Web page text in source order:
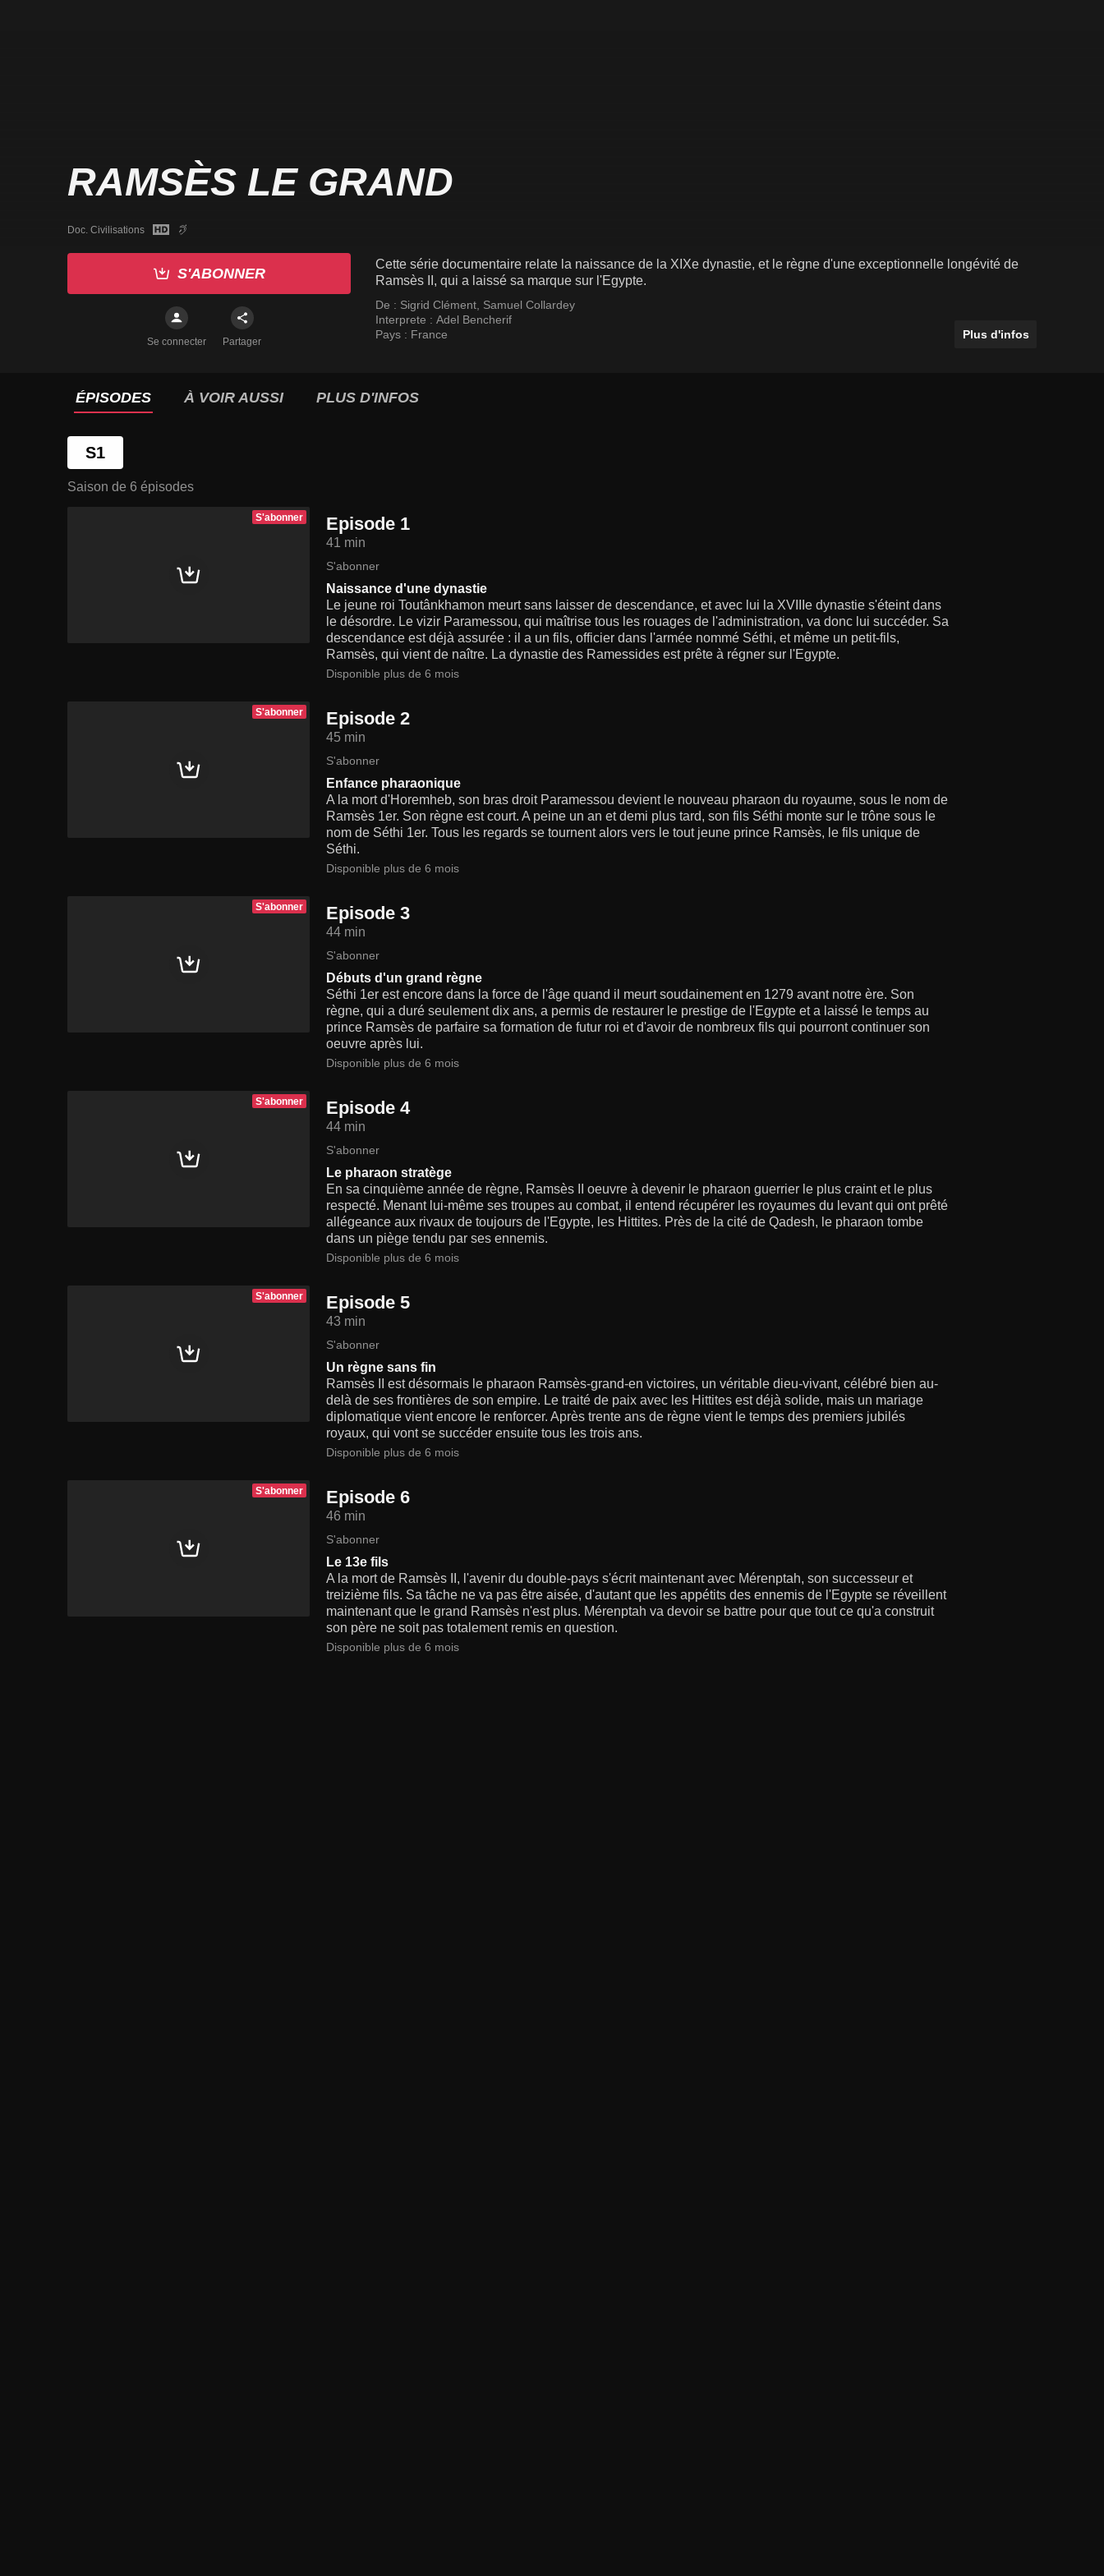
RAMSÈS LE GRAND
Doc. Civilisations
S'ABONNER
Se connecter Partager
Cette série documentaire relate la naissance de la XIXe dynastie, et le règne d'une exceptionnelle longévité de
Ramsès II, qui a laissé sa marque sur l'Egypte.
De : Sigrid Clément Samuel Collardey
Interprete : Adel Bencherif
Pays : France Plus d'infos
ÉPISODES À VOIR AUSSI PLUS D'INFOS
S1
Saison de 6 épisodes
S'abonner Episode 1
41 min
S'abonner
Naissance d'une dynastie
Le jeune roi Toutânkhamon meurt sans laisser de descendance, et avec lui la XVIIIe dynastie s'éteint dans
le désordre. Le vizir Paramessou, qui maîtrise tous les rouages de l'administration, va donc lui succéder. Sa
descendance est déjà assurée : il a un fils, officier dans l'armée nommé Séthi, et même un petit-fils,
Ramsès, qui vient de naître. La dynastie des Ramessides est prête à régner sur l'Egypte.
Disponible plus de 6 mois
S'abonner Episode 2
45 min
S'abonner
Enfance pharaonique
A la mort d'Horemheb, son bras droit Paramessou devient le nouveau pharaon du royaume, sous le nom de
Ramsès 1er. Son règne est court. A peine un an et demi plus tard, son fils Séthi monte sur le trône sous le
nom de Séthi 1er. Tous les regards se tournent alors vers le tout jeune prince Ramsès, le fils unique de
Séthi.
Disponible plus de 6 mois
S'abonner Episode 3
44 min
S'abonner
Débuts d'un grand règne
Séthi 1er est encore dans la force de l'âge quand il meurt soudainement en 1279 avant notre ère. Son
règne, qui a duré seulement dix ans, a permis de restaurer le prestige de l'Egypte et a laissé le temps au
prince Ramsès de parfaire sa formation de futur roi et d'avoir de nombreux fils qui pourront continuer son
oeuvre après lui.
Disponible plus de 6 mois
S'abonner Episode 4
44 min
S'abonner
Le pharaon stratège
En sa cinquième année de règne, Ramsès II oeuvre à devenir le pharaon guerrier le plus craint et le plus
respecté. Menant lui-même ses troupes au combat, il entend récupérer les royaumes du levant qui ont prêté
allégeance aux rivaux de toujours de l'Egypte, les Hittites. Près de la cité de Qadesh, le pharaon tombe
dans un piège tendu par ses ennemis.
Disponible plus de 6 mois
S'abonner Episode 5
43 min
S'abonner
Un règne sans fin
Ramsès II est désormais le pharaon Ramsès-grand-en victoires, un véritable dieu-vivant, célébré bien au-
delà de ses frontières de son empire. Le traité de paix avec les Hittites est déjà solide, mais un mariage
diplomatique vient encore le renforcer. Après trente ans de règne vient le temps des premiers jubilés
royaux, qui vont se succéder ensuite tous les trois ans.
Disponible plus de 6 mois
S'abonner Episode 6
46 min
S'abonner
Le 13e fils
A la mort de Ramsès II, l'avenir du double-pays s'écrit maintenant avec Mérenptah, son successeur et
treizième fils. Sa tâche ne va pas être aisée, d'autant que les appétits des ennemis de l'Egypte se réveillent
maintenant que le grand Ramsès n'est plus. Mérenptah va devoir se battre pour que tout ce qu'a construit
son père ne soit pas totalement remis en question.
Disponible plus de 6 mois